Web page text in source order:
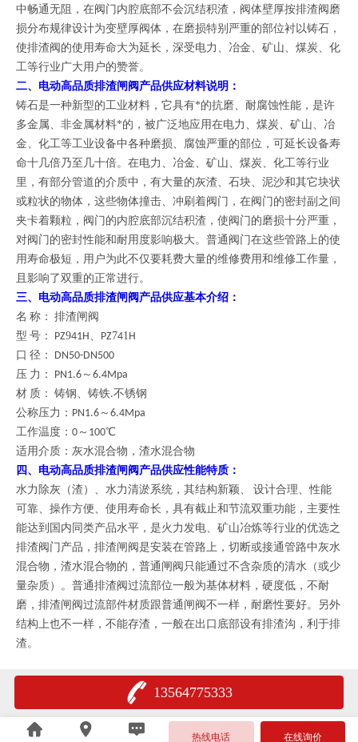
中畅通无阻，在阀门内腔底部不会沉结积渣，阀体壁厚按排渣阀磨
损分布规律设计为变壁厚阀体，在磨损特别严重的部位衬以铸石，
使排渣阀的使用寿命大为延长，深受电力、冶金、矿山、煤炭、化
工等行业广大用户的赞誉。
二、
电动高品质排渣闸阀产品供应材料说明 ：
铸石是一种新型的工业材料，它具有*的抗磨、耐腐蚀性能，是许
多金属、非金属材料*的，被广泛地应用在电力、煤炭、矿山、冶
金、化工等工业设备中各种磨损、腐蚀严重的部位，可延长设备寿
命十几倍乃至几十倍。在电力、冶金、矿山、煤炭、化工等行业
里，有部分管道的介质中，有大量的灰渣、石块、泥沙和其它块状
或粒状的物体，这些物体撞击、冲刷着阀门，在阀门的密封副之间
夹卡着颗粒，阀门的内腔底部沉结积渣，使阀门的磨损十分严重，
对阀门的密封性能和耐用度影响极大。普通阀门在这些管路上的使
用寿命极短，用户为此不仅要耗费大量的维修费用和维修工作量，
且影响了双重的正常进行。
三、
电动高品质排渣闸阀产品供应基本介绍：
名 称： 排渣闸阀
型 号： PZ941H、PZ741 H
口 径： DN50-DN500
压 力： PN1.6～6.4Mpa
材 质： 铸钢、铸铁.不锈钢
公称压力 ： PN1.6～6.4Mpa
工作温度 ： 0～100℃
适用介质：灰水混合物，渣水混合物
四、
电动高品质排渣闸阀产品供应性能特质：
水力除灰（渣）、水力清淤系统，其结构新颖、 设计合理、性能
可靠、操作方便、使用寿命长，具有截止和节流双重功能，主要性
能达到国内同类产品水平，是火力发电、矿山冶炼等行业的优选之
排渣阀门产品 ，排渣闸阀是安装在管路上，切断或接通管路中灰水
混合物，渣水混合物的，普通闸阀只能通过不含杂质的清水（或少
量杂质）。普通排渣阀过流部位一般为基体材料，硬度低，不耐
磨， 排渣闸阀过流部件材质跟普通闸阀不一样，耐磨性要好。另外
结构上也不一样，不能存渣，一般在出口底部设有排渣沟，利于排
渣。
13564775333
热线电话 在线询价